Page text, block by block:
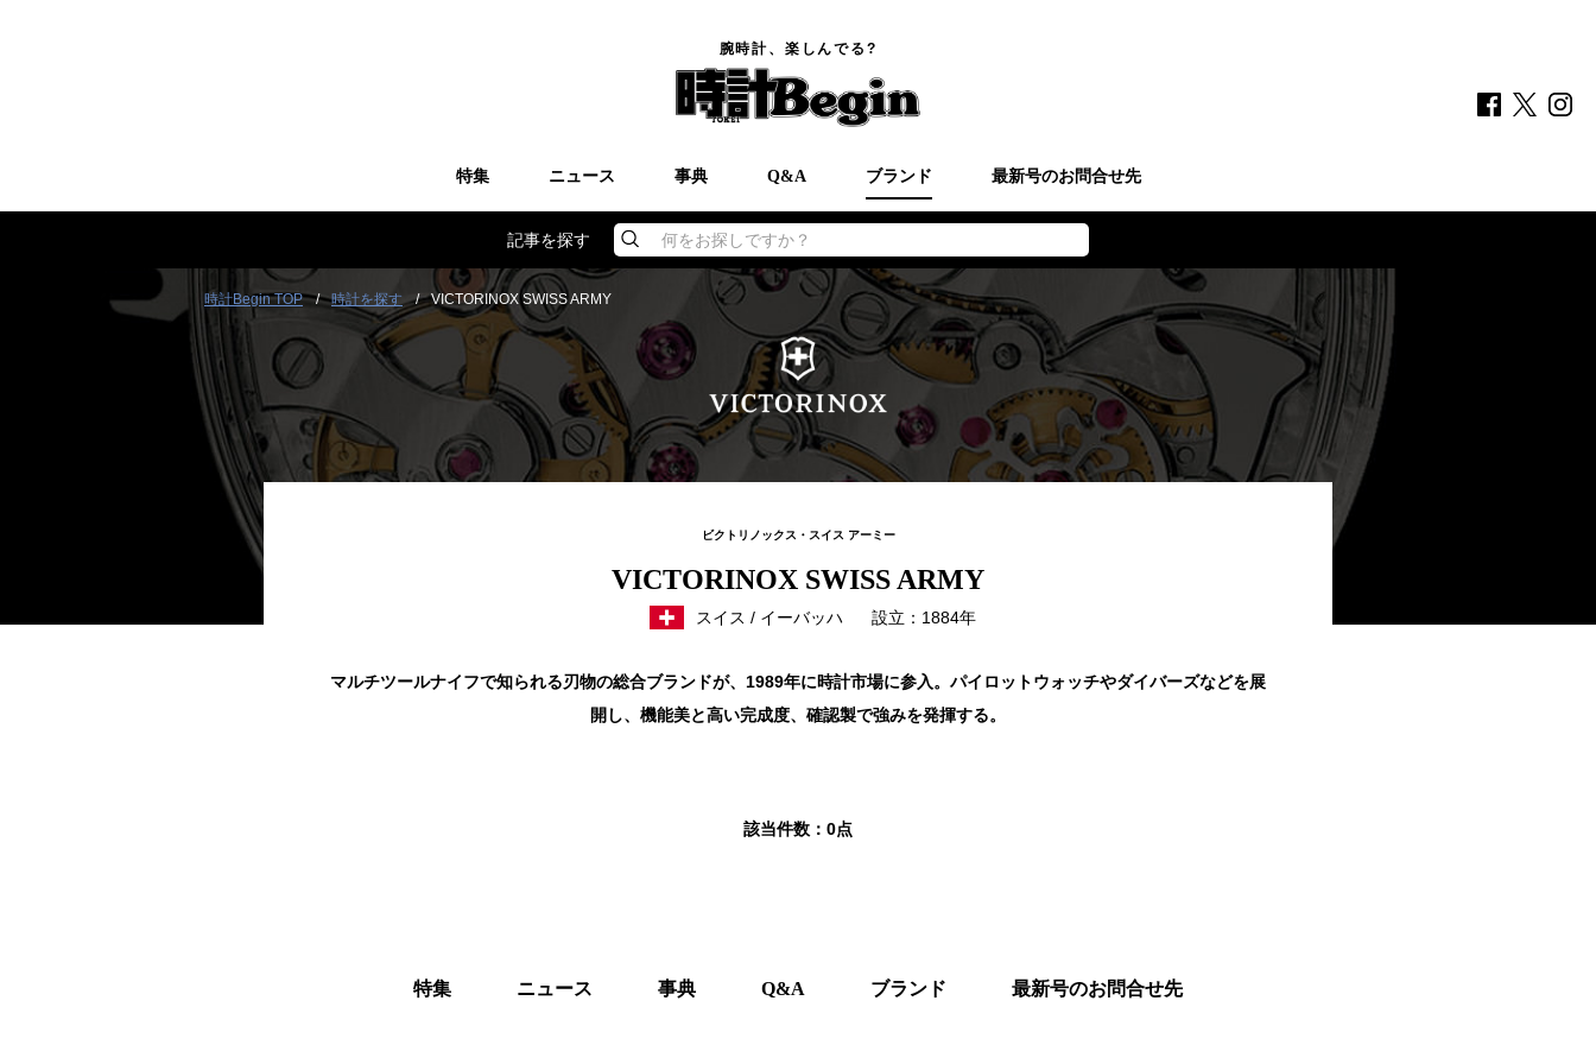
腕時計、楽しんでる?
特集 ニュース 事典 Q&A ブランド 最新号のお問合せ先
記事を探す 何をお探しですか？
時計Begin TOP 時計を探す VICTORINOX SWISS ARMY
ビクトリノックス・スイス アーミー
VICTORINOX SWISS ARMY
スイス / イーバッハ 設立：1884年
マルチツールナイフで知られる刃物の総合ブランドが、1989年に時計市場に参入。パイロットウォッチやダイバーズなどを展
開し、機能美と高い完成度、確認製で強みを発揮する。
該当件数： 0点
特集 ニュース 事典 Q&A ブランド 最新号のお問合せ先